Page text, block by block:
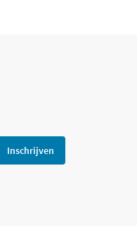
Inschrijven